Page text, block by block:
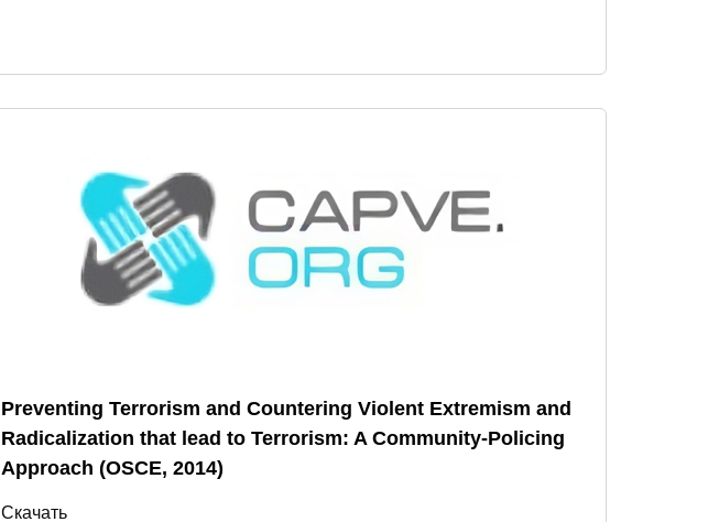
Preventing Terrorism and Countering Violent Extremism and
Radicalization that lead to Terrorism: A Community-Policing
Approach (OSCE, 2014)
Скачать